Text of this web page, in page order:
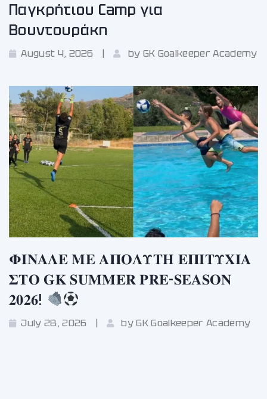
Παγκρήτιου Camp για
Βουντουράκη
August 4, 2026 by GK Goalkeeper Academy
𝚽𝚰𝚴𝚨𝚲𝚬 𝚳𝚬 𝚨𝚷𝚶𝚲𝚼𝚻𝚮 𝚬𝚷𝚰𝚻𝚼𝚾𝚰𝚨
𝚺𝚻𝚶 𝐆𝐊 𝐒𝐔𝐌𝐌𝐄𝐑 𝐏𝐑𝐄-𝐒𝐄𝐀𝐒𝐎𝐍
𝟐𝟎𝟐𝟔!
July 28, 2026 byGK Goalkeeper Academy